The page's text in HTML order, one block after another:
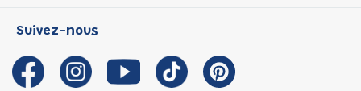
Les Influenceuses
Migali
Petite Taupe
Notre histoire
Auzou s'engage
Auteurs et illustrateurs Auzou
Suivez-nous